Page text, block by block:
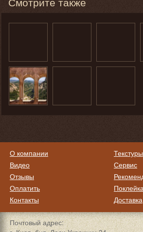
О компании
Видео
Отзывы
Оплатить
Контакты
Текстуры
Сервис
Доставка
Почтовый адрес: